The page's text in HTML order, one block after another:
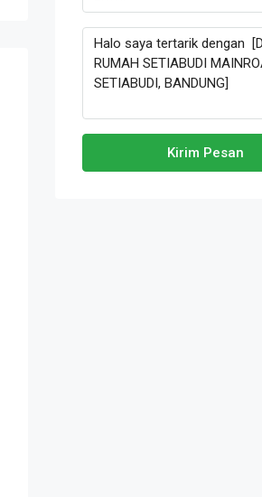
Kirim Pesan